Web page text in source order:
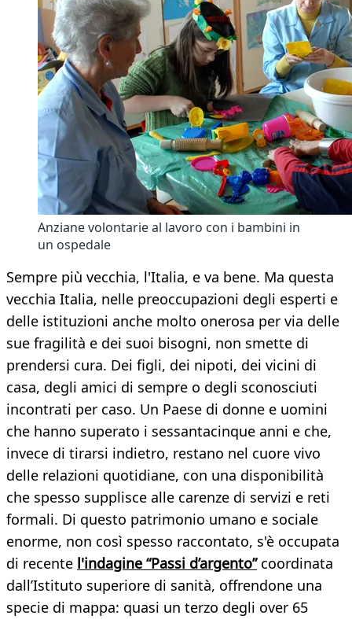
Anziane volontarie al lavoro con i bambini in
un ospedale
Sempre più vecchia, l'Italia, e va bene. Ma questa
vecchia Italia, nelle preoccupazioni degli esperti e
delle istituzioni anche molto onerosa per via delle
sue fragilità e dei suoi bisogni, non smette di
prendersi cura. Dei figli, dei nipoti, dei vicini di
casa, degli amici di sempre o degli sconosciuti
incontrati per caso. Un Paese di donne e uomini
che hanno superato i sessantacinque anni e che,
invece di tirarsi indietro, restano nel cuore vivo
delle relazioni quotidiane, con una disponibilità
che spesso supplisce alle carenze di servizi e reti
formali. Di questo patrimonio umano e sociale
enorme, non così spesso raccontato, s'è occupata
di recente l'indagine “Passi d’argento”coordinata
dall’Istituto superiore di sanità, offrendone una
specie di mappa: quasi un terzo degli over 65